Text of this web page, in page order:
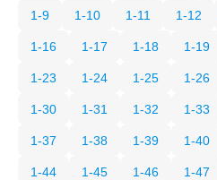
1-9 1-10 1-11 1-12
1-16 1-17 1-18 1-19
1-23 1-24 1-25 1-26
1-30 1-31 1-32 1-33
1-37 1-38 1-39 1-40
1-44 1-45 1-46 1-47